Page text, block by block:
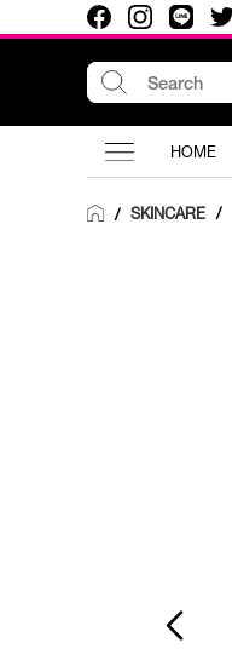
HOME
/ SKINCARE /